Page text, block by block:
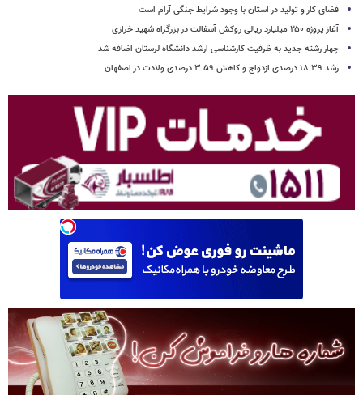
فضای کار و تولید در استان با وجود شرایط جنگی آرام است
آغاز پروژه ۲۵۰ میلیارد ریالی روکش آسفالت در بزرگراه شهید خرازی
چهار رشته جدید به ظرفیت کارشناسی ارشد دانشگاه لرستان اضافه شد
رشد ۱۸.۳۹ درصدی ازدواج و کاهش ۳.۵۹ درصدی ولادت در اصفهان